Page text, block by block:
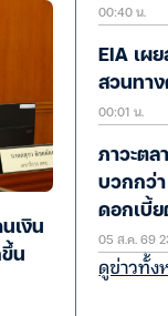
เงิน
น
00:40 น.
EIA เผ
สวนทา
00:01 น.
ภาวะตล
บวกกว่
ดอกเบี้
05 ส.ค. 69
ดูข่าวทั้ง